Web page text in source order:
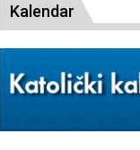
Kalendar